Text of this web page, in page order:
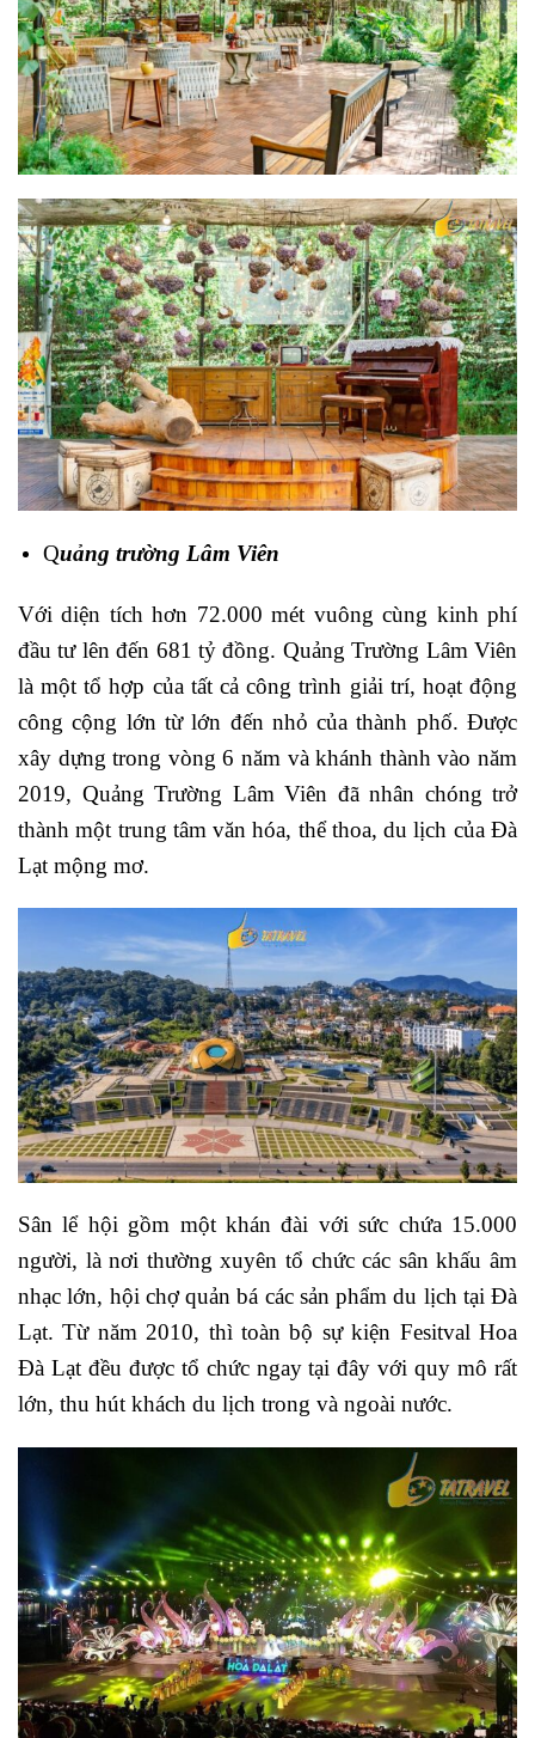
Quảng trường Lâm Viên
Với diện tích hơn 72.000 mét vuông cùng kinh phí
đầu tư lên đến 681 tỷ đồng. Quảng Trường Lâm Viên
là một tổ hợp của tất cả công trình giải trí, hoạt động
công cộng lớn từ lớn đến nhỏ của thành phố. Được
xây dựng trong vòng 6 năm và khánh thành vào năm
2019, Quảng Trường Lâm Viên đã nhân chóng trở
thành một trung tâm văn hóa, thể thoa, du lịch của Đà
Lạt mộng mơ.
Sân lể hội gồm một khán đài với sức chứa 15.000
người, là nơi thường xuyên tổ chức các sân khấu âm
nhạc lớn, hội chợ quản bá các sản phẩm du lịch tại Đà
Lạt. Từ năm 2010, thì toàn bộ sự kiện Fesitval Hoa
Đà Lạt đều được tổ chức ngay tại đây với quy mô rất
lớn, thu hút khách du lịch trong và ngoài nước.